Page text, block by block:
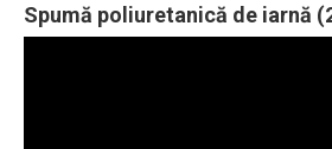
Spumă poliuretanică de iarnă